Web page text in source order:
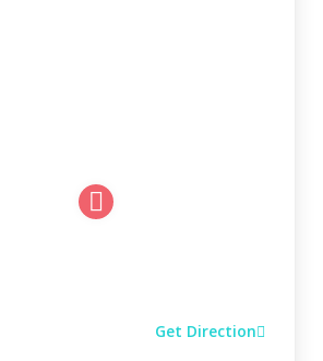
Get Direction